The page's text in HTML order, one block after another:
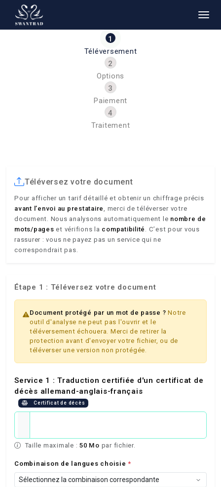
Téléversement
Options
Paiement
Traitement
Téléversez votre document
Pour afficher un tarif détaillé et obtenir un chiffrage précis
avant l’envoi au prestataire, merci de téléverser votre
document. Nous analysons automatiquement le nombre de
mots/pages et vérifions la compatibilité . C’est pour vous
rassurer : vous ne payez pas un service qui ne
correspondrait pas.
Étape 1 : Téléversez votre document
Document protégé par un mot de passe ? Notre
outil d'analyse ne peut pas l'ouvrir et le
téléversement échouera. Merci de retirer la
protection avant d'envoyer votre fichier, ou de
téléverser une version non protégée.
Service 1 : Traduction certifiée d'un certificat de
décès allemand-anglais-français
Certificat de décès
Taille maximale : 50 Mo par fichier.
Combinaison de langues choisie*